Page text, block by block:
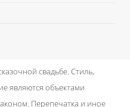
свадьбе. Стиль,
являются объектами
Перепечатка и иное